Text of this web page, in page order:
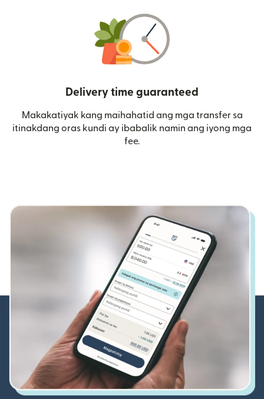
Delivery time guaranteed
Makakatiyak kang maihahatid ang mga transfer sa
itinakdang oras kundi ay ibabalik namin ang iyong mga
fee.